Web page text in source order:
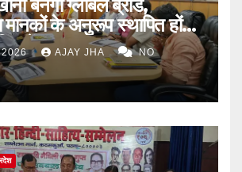
बनेगा ग्लोबल ब्रांड,
मानकों के अनुरूप स्थापित होंगे
सेंटर
2026 AJAY JHA NO